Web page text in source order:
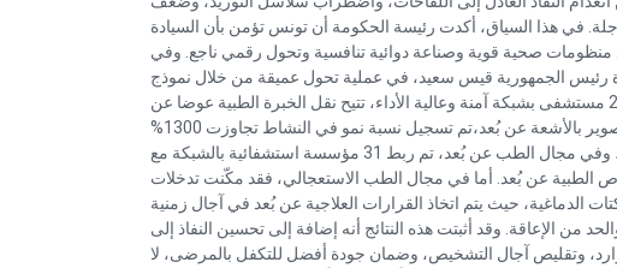
في هذا السياق، أكدت رئيسة الحكومة أن تونس تؤمن بأن السيادة
منظومات صحية قوية وصناعة دوائية تنافسية وتحول رقمي ناجع. وفي
رئيس الجمهورية قيس سعيد، في عملية تحول عميقة من خلال نموذج
"المستشفى الرقمي" الذي مكّن اليوم من ربط أكثر من 25 مستشفى بشبكة آمنة وعالية الأداء، تتيح نقل الخبرة الطبية عوضا عن
المرضى.وقد تم تحقيق نتائج هامة ومعبرة، ففي مجال التصوير بالأشعة عن بُعد،تم تسجيل نسبة نمو في النشاط تجاوزت 1300%
خلال سنة 2025، مع إنجاز أكثر من 42 ألف فحص عن بُعد، وفي مجال الطب عن بُعد، تم ربط 31 مؤسسة استشفائية بالشبكة مع
الطبية عن بُعد. أما في مجال الطب الاستعجالي، فقد مكّنت تدخلات
الدماغية، حيث يتم اتخاذ القرارات العلاجية عن بُعد في آجال زمنية
من الإعاقة. وقد أثبتت هذه النتائج أنه إضافة إلى تحسين النفاذ إلى
وتقليص آجال التشخيص، وضمان جودة أفضل للتكفل بالمرضى، لا